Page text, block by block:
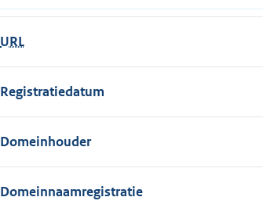
URL
Registratiedatum
Domeinhouder
Domeinnaamregistratie